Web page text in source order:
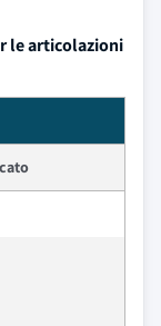
le articolazioni